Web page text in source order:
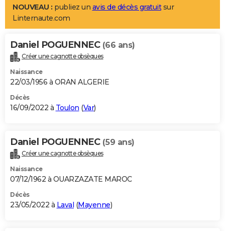
LIFESTYLE
Art de vivre
Bien-être
Loisirs
Mode
Modes de vie
Alimentation
Guide de la santé
Maladies
Médicaments
Sommeil
VOYAGE
Destinations
City break
Voyage nature
Voyage de noces
Forum
Climat
+PHOTO
GUIDES D'ACHAT
BONS PLANS
Carte de Noël
Carte Bonne année
Carte Saint-Valentin
Carte Pâques
Carte d'anniversaire
DICTIONNAIRE
Dictionnaire
Biographies
Citations
Expressions
Proverbes
PROGRAMME TV
S'inscrire
Se connecter
Lycées
Collèges
Primaires
Universités
Entreprises
Service militaire
Avis de recherche
AVIS DE DÉCÈS
NOUVEAU : publiez un avis de décès gratuitsur
Linternaute.com
Daniel POGUENNEC (66 ans)
Créer une cagnotte obsèques
Naissance
22/03/1956 à ORAN ALGERIE
Décès
16/09/2022 à Toulon (Var)
Daniel POGUENNEC (59 ans)
Créer une cagnotte obsèques
Naissance
07/12/1962 à OUARZAZATE MAROC
Décès
23/05/2022 à Laval (Mayenne)